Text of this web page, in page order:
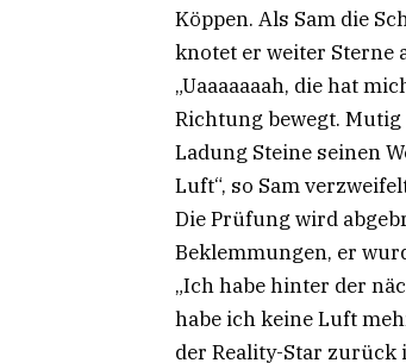
Köppen. Als Sam die
knotet er weiter Sterne
„Uaaaaaaah, die hat
Richtung bewegt.
Ladung Steine seinen
Luft“, so Sam
Die Prüfung wird
Beklemmungen, er
„Ich habe hinter der
habe ich keine Luft
der Reality-Star zurück